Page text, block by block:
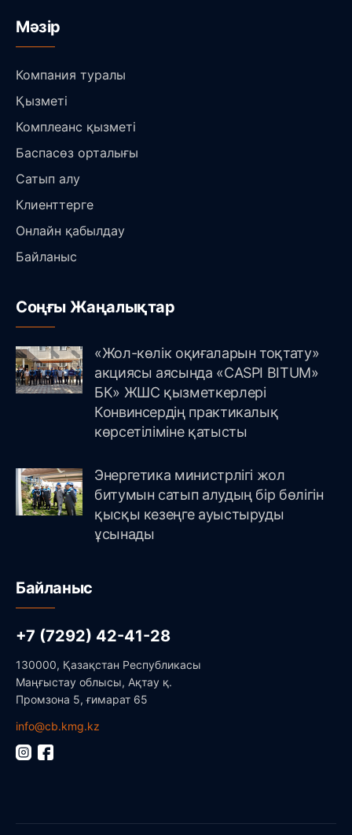
Мәзір
Компания туралы
Қызметі
Комплеанс қызметі
Баспасөз орталығы
Сатып алу
Клиенттерге
Онлайн қабылдау
Байланыс
Соңғы Жаңалықтар
«Жол-көлік оқиғаларын тоқтату»
акциясы аясында «CASPI BITUM»
БК» ЖШС қызметкерлері
Конвинсердің практикалық
көрсетіліміне қатысты
Энергетика министрлігі жол
битумын сатып алудың бір бөлігін
қысқы кезеңге ауыстыруды
ұсынады
Байланыс
+7 (7292) 42-41-28
130000, Қазақстан Республикасы
Маңғыстау облысы, Ақтау қ.
Промзона 5, ғимарат 65
info@cb.kmg.kz